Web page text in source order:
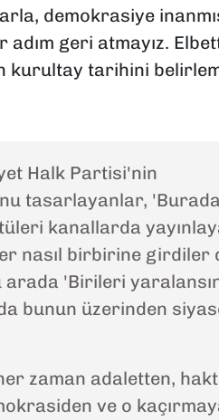
demokrasiye
adım geri atmayız.
kurultay tarihini
Halk Partisi'nin
tasarlayanlar,
kanallarda
nasıl birbirine girdiler
'Birileri
bunun üzerinden
zaman adaletten,
ve o